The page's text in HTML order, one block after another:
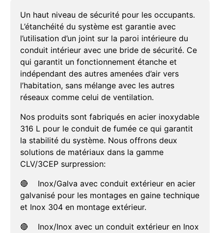
Un haut niveau de sécurité pour les occupants.
L’étanchéité du système est garantie avec
l’utilisation d’un joint sur la paroi intérieure du
conduit intérieur avec une bride de sécurité. Ce
qui garantit un fonctionnement étanche et
indépendant des autres amenées d’air vers
l’habitation, sans mélange avec les autres
réseaux comme celui de ventilation.
Nos produits sont fabriqués en acier inoxydable
316 L pour le conduit de fumée ce qui garantit
la stabilité du système. Nous offrons deux
solutions de matériaux dans la gamme
CLV/3CEP surpression:
🔴 Inox/Galva avec conduit extérieur en acier
galvanisé pour les montages en gaine technique
et Inox 304 en montage extérieur.
🔴 Inox/Inox avec un conduit extérieur en Inox